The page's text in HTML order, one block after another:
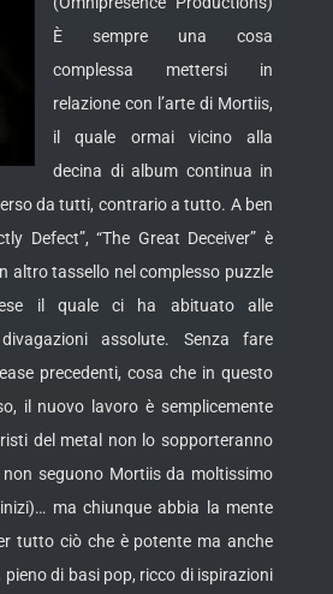
È sempre una cosa
complessa mettersi in
relazione con l’arte di Mortiis,
il quale ormai vicino alla
decina di album continua in
da tutti, contrario a tutto. A ben
Defect”, “The Great Deceiver” è
altro tassello nel complesso puzzle
il quale ci ha abituato alle
assolute. Senza fare
precedenti, cosa che in questo
il nuovo lavoro è semplicemente
del metal non lo sopporteranno
seguono Mortiis da moltissimo
ma chiunque abbia la mente
tutto ciò che è potente ma anche
di basi pop, ricco di ispirazioni